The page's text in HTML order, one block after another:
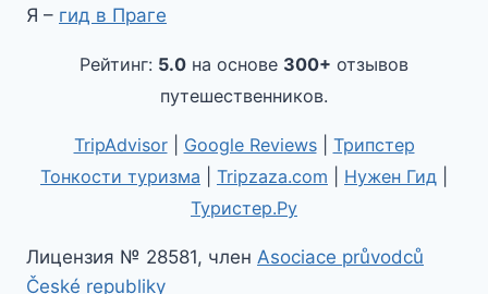
Я – гид в Праге
Рейтинг: 5.0 на основе 300+ отзывов
путешественников.
TripAdvisor| Google Reviews| Трипстер
Тонкости туризма
Tripzaza.com Нужен Гид
Туристер.Ру
Лицензия № 28581, член Asociace průvodců
České republiky